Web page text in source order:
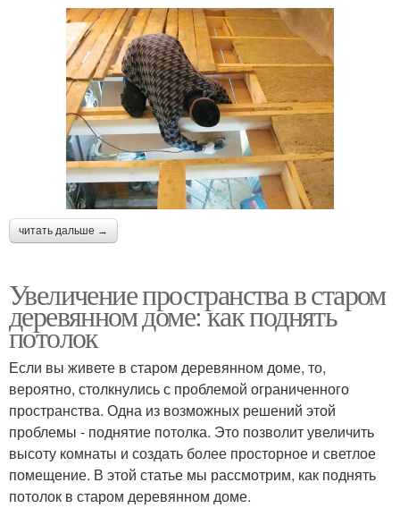
читать дальше →
Увеличение пространства в старом
деревянном доме: как поднять
потолок
Если вы живете в старом деревянном доме, то,
вероятно, столкнулись с проблемой ограниченного
пространства. Одна из возможных решений этой
проблемы - поднятие потолка. Это позволит увеличить
высоту комнаты и создать более просторное и светлое
помещение. В этой статье мы рассмотрим, как поднять
потолок в старом деревянном доме.